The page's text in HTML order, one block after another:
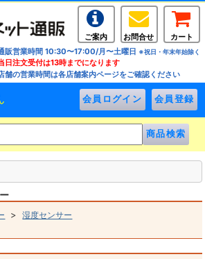
ご案内 お問合せ
カート
販営業時間 10:30〜17:00/月〜土曜日 ※祝日・年末年始除く
日注文受付は13時までになります
舗の営業時間は各店舗案内ページをご確認ください
>湿度センサー